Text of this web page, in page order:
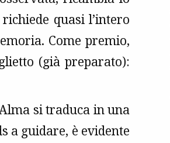
quasi l’intero
Come premio,
(già preparato):
si traduca in una
a guidare, è evidente